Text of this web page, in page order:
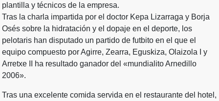
plantilla y técnicos de la empresa.
Tras la charla impartida por el doctor Kepa Lizarraga y Borja
Osés sobre la hidratación y el dopaje en el deporte, los
pelotaris han disputado un partido de futbito en el que el
equipo compuesto por Agirre, Zearra, Eguskiza, Olaizola I y
Arretxe II ha resultado ganador del «mundialito Arnedillo
2006».
Tras una excelente comida servida en el restaurante del hotel,